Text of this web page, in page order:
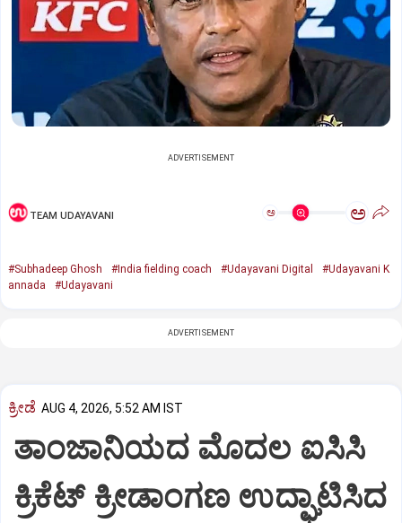
ADVERTISEMENT
TEAM UDAYAVANI ಅ ಅ
#Subhadeep Ghosh #India fielding coach #Udayavani Digital
#Udayavani K
annada
#Udayavani
ADVERTISEMENT
ಕ್ರೀಡೆ AUG 4, 2026, 5:52 AM IST
ತಾಂಜಾನಿಯದ ಮೊದಲ ಐಸಿಸಿ
ಕ್ರಿಕೆಟ್‌ ಕ್ರೀಡಾಂಗಣ ಉದ್ಘಾಟಿಸಿದ